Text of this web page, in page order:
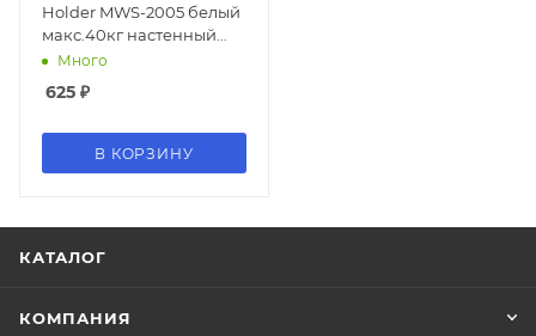
Holder MWS-2005 белый
макс.40кг настенный
фиксированный
Много
625 ₽
В КОРЗИНУ
КАТАЛОГ
КОМПАНИЯ